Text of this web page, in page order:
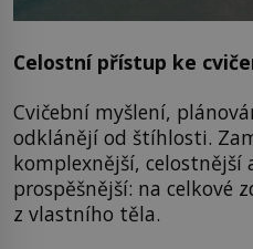
Celostní přístup ke
Cvičební myšlení,
odklánějí od štíhlosti.
komplexnější, celostnější
prospěšnější: na celkové
z vlastního těla.